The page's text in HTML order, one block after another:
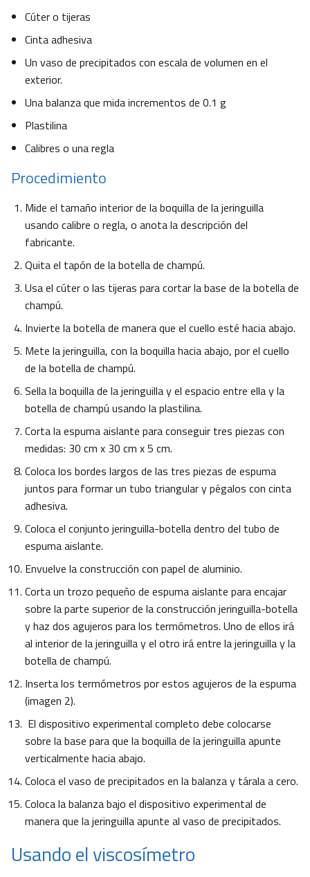
Cúter o tijeras
Cinta adhesiva
Un vaso de precipitados con escala de volumen en el
exterior.
Una balanza que mida incrementos de 0.1 g
Plastilina
Calibres o una regla
Procedimiento
Mide el tamaño interior de la boquilla de la jeringuilla
usando calibre o regla, o anota la descripción del
fabricante.
Quita el tapón de la botella de champú.
Usa el cúter o las tijeras para cortar la base de la botella de
champú.
Invierte la botella de manera que el cuello esté hacia abajo.
Mete la jeringuilla, con la boquilla hacia abajo, por el cuello
de la botella de champú.
Sella la boquilla de la jeringuilla y el espacio entre ella y la
botella de champú usando la plastilina.
Corta la espuma aislante para conseguir tres piezas con
medidas: 30 cm x 30 cm x 5 cm.
Coloca los bordes largos de las tres piezas de espuma
juntos para formar un tubo triangular y pégalos con cinta
adhesiva.
Coloca el conjunto jeringuilla-botella dentro del tubo de
espuma aislante.
Envuelve la construcción con papel de aluminio.
Corta un trozo pequeño de espuma aislante para encajar
sobre la parte superior de la construcción jeringuilla-botella
y haz dos agujeros para los termómetros. Uno de ellos irá
al interior de la jeringuilla y el otro irá entre la jeringuilla y la
botella de champú.
Inserta los termómetros por estos agujeros de la espuma
(imagen 2).
El dispositivo experimental completo debe colocarse
sobre la base para que la boquilla de la jeringuilla apunte
verticalmente hacia abajo.
Coloca el vaso de precipitados en la balanza y tárala a cero.
Coloca la balanza bajo el dispositivo experimental de
manera que la jeringuilla apunte al vaso de precipitados.
Usando el viscosímetro